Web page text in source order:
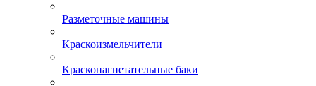
Разметочные машины
Краскоизмельчители
Красконагнетательные баки